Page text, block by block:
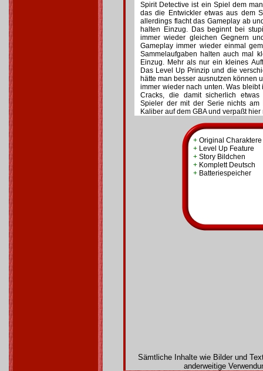
Spirit Detective ist ein Spiel dem
das die Entwickler etwas aus dem
allerdings flacht das Gameplay ab
halten Einzug. Das beginnt bei
immer wieder gleichen Gegnern
Gameplay immer wieder einmal
Sammelaufgaben halten auch mal
Einzug. Mehr als nur ein kleines
Das Level Up Prinzip und die
hätte man besser ausnutzen können
immer wieder nach unten. Was
Cracks, die damit sicherlich
Spieler der mit der Serie nichts am
Kaliber auf dem GBA und verpaßt hier
+ Original Charaktere
+ Level Up Feature
+ Story Bildchen
+ Komplett Deutsch
+ Batteriespeicher
Sämtliche Inhalte wie Bilder und
anderweitige